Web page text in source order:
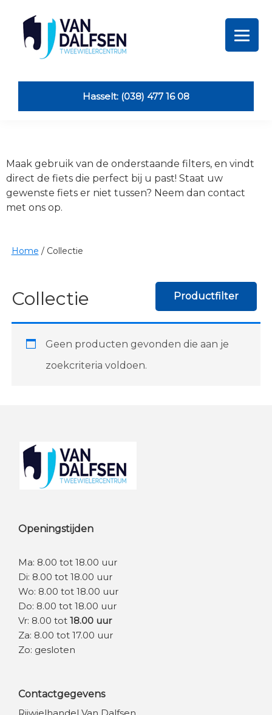
primary
navigation
primary
footer
Dalfsen
TweewielersHasselt: (038) 477 16 08
Maak gebruik van de onderstaande filters, en vindt
direct de fiets die perfect bij u past! Staat uw
gewenste fiets er niet tussen? Neem dan contact
met ons op.
Productfilter
Home / Collectie
Collectie
Geen producten gevonden die aan je
zoekcriteria voldoen.
Footer
Openingstijden
Ma: 8.00 tot 18.00 uur
Di: 8.00 tot 18.00 uur
Wo: 8.00 tot 18.00 uur
Do: 8.00 tot 18.00 uur
Vr: 8.00 tot 18.00 uur
Za: 8.00 tot 17.00 uur
Zo: gesloten
Contactgegevens